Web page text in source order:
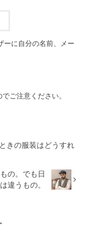
ーに自分の名前、メー
ご注意ください。
きの服装はどうすれ
の。でも日
違うもの。